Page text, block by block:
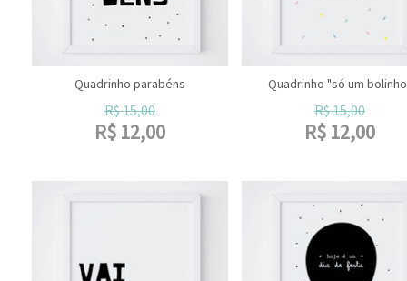
Quadrinho parabéns
R$15,00
R$ 12,00
Quadrinho "só um
R$15,00
R$ 12,00